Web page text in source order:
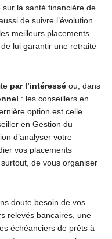
sur la santé financière de
de suivre l’évolution
meilleurs placements
lui garantir une retraite
par l’intéresséou, dans
: les conseillers en
option est celle
en Gestion du
d’analyser votre
vos placements
de vous organiser
doute besoin de vos
relevés bancaires, une
échéanciers de prêts à